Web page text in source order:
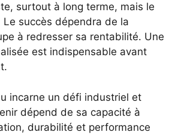
surtout à long terme, mais le
Le succès dépendra de la
à redresser sa rentabilité. Une
est indispensable avant
incarne un défi industriel et
dépend de sa capacité à
durabilité et performance